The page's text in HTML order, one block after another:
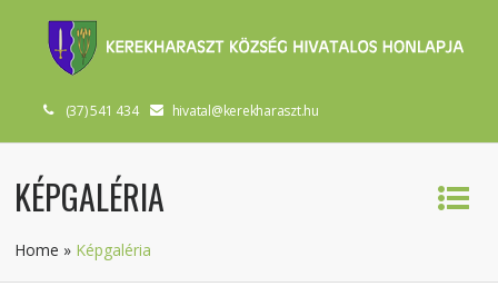
(37) 541 434 hivatal@kerekharaszt.hu
KÉPGALÉRIA
Home » Képgaléria